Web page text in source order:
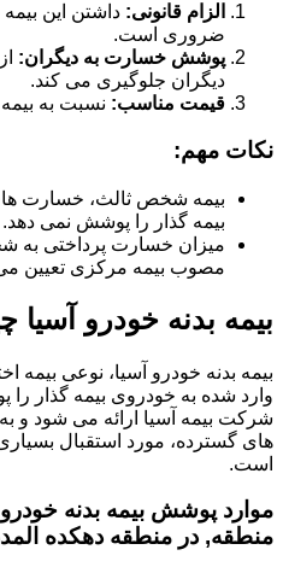
الزام قانونی: داشتن این
ضروری است.
پوشش خسارت به دیگران:
دیگران جلوگیری می کند.
قیمت مناسب: نسبت به بیمه
نکات مهم:
بیمه شخص ثالث، خسارت های
بیمه گذار را پوشش نمی دهد.
میزان خسارت پرداختی به
مصوب بیمه مرکزی تعیین
بیمه بدنه خودرو
بیمه بدنه خودرو آسیا، نوعی
وارد شده به خودروی بیمه گذار
شرکت بیمه آسیا ارائه می شود و
های گسترده، مورد استقبال
است.
موارد پوشش بیمه بدنه خودرو
منطقه, در منطقه دهکده